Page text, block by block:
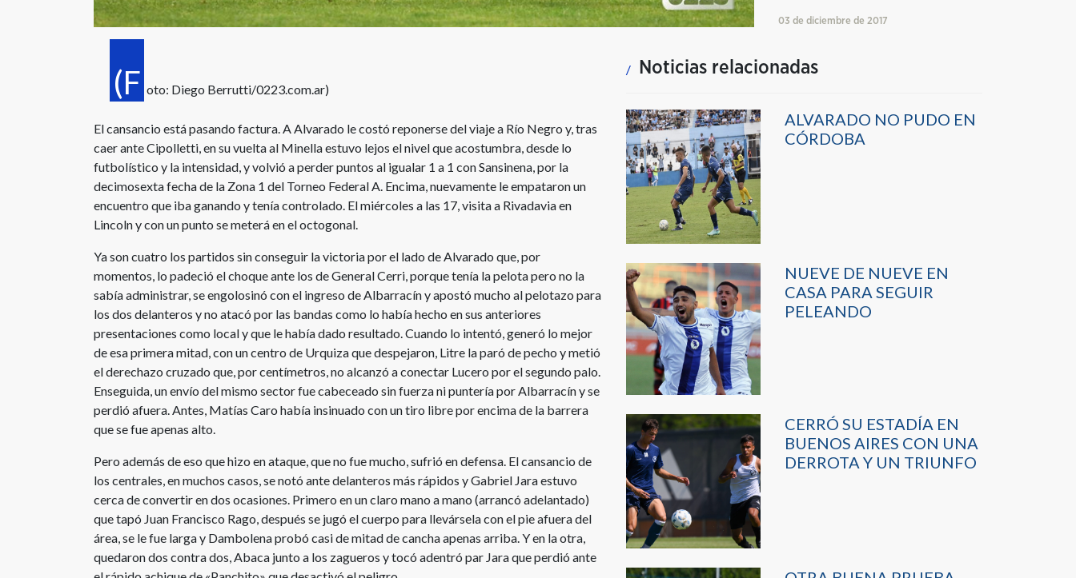
03 de diciembre de 2017
(F oto: Diego Berrutti/0223.com.ar)
El cansancio está pasando factura. A Alvarado le costó reponerse del viaje a Río Negro y, tras
caer ante Cipolletti, en su vuelta al Minella estuvo lejos el nivel que acostumbra, desde lo
futbolístico y la intensidad, y volvió a perder puntos al igualar 1 a 1 con Sansinena, por la
decimosexta fecha de la Zona 1 del Torneo Federal A. Encima, nuevamente le empataron un
encuentro que iba ganando y tenía controlado. El miércoles a las 17, visita a Rivadavia en
Lincoln y con un punto se meterá en el octogonal.
Ya son cuatro los partidos sin conseguir la victoria por el lado de Alvarado que, por
momentos, lo padeció el choque ante los de General Cerri, porque tenía la pelota pero no la
sabía administrar, se engolosinó con el ingreso de Albarracín y apostó mucho al pelotazo para
los dos delanteros y no atacó por las bandas como lo había hecho en sus anteriores
presentaciones como local y que le había dado resultado. Cuando lo intentó, generó lo mejor
de esa primera mitad, con un centro de Urquiza que despejaron, Litre la paró de pecho y metió
el derechazo cruzado que, por centímetros, no alcanzó a conectar Lucero por el segundo palo.
Enseguida, un envío del mismo sector fue cabeceado sin fuerza ni puntería por Albarracín y se
perdió afuera. Antes, Matías Caro había insinuado con un tiro libre por encima de la barrera
que se fue apenas alto.
Pero además de eso que hizo en ataque, que no fue mucho, sufrió en defensa. El cansancio de
los centrales, en muchos casos, se notó ante delanteros más rápidos y Gabriel Jara estuvo
cerca de convertir en dos ocasiones. Primero en un claro mano a mano (arrancó adelantado)
que tapó Juan Francisco Rago, después se jugó el cuerpo para llevársela con el pie afuera del
área, se le fue larga y Dambolena probó casi de mitad de cancha apenas arriba. Y en la otra,
quedaron dos contra dos, Abaca junto a los zagueros y tocó adentró par Jara que perdió ante
Noticias relacionadas
ALVARADO NO PUDO EN
CÓRDOBA
NUEVE DE NUEVE EN
CASA PARA SEGUIR
PELEANDO
CERRÓ SU ESTADÍA EN
BUENOS AIRES CON UNA
DERROTA Y UN TRIUNFO